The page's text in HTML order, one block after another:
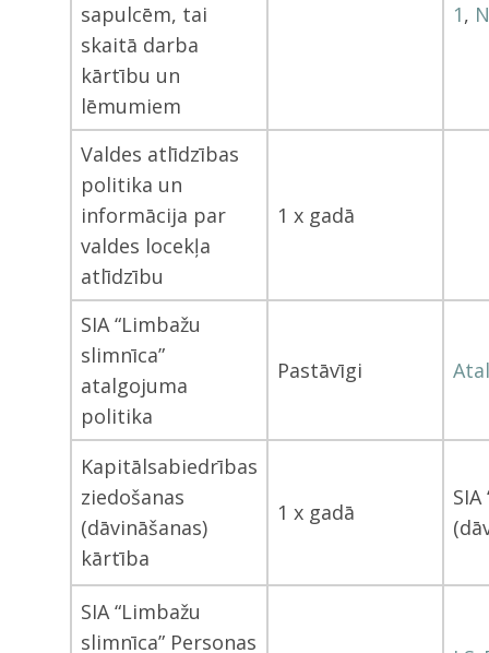
sapulcēm, tai
skaitā darba
kārtību un
lēmumiem
1,
Valdes atlīdzības
politika un
informācija par
valdes locekļa
atlīdzību
1 x gadā
SIA “Limbažu
slimnīca”
atalgojuma
politika
Pastāvīgi
Kapitālsabiedrības
ziedošanas
(dāvināšanas)
kārtība
1 x gadā
SIA “Limbažu
slimnīca” Personas